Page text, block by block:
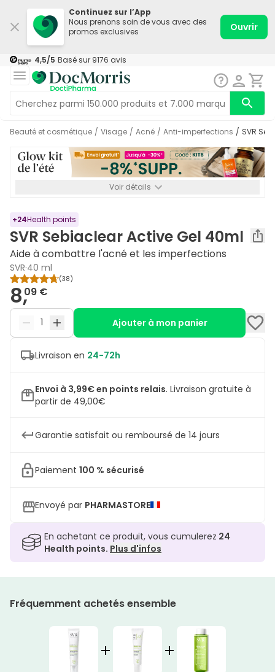
Continuez sur l’App
Nous prenons soin de vous avec des
promos exclusives
Ouvrir
4,5/5 Basé sur 9176 avis
Beauté et cosmétique / Visage / Acné / Anti-imperfections / SVR
Voir détails
+24Health points
SVR Sebiaclear Active Gel 40ml
Aide à combattre l'acné et les imperfections
SVR·40 ml
(38)
8,09 €
Ajouter à mon panier
Livraison en 24-72h
Envoi à 3,99€ en points relais. Livraison gratuite à
partir de 49,00€
Garantie satisfait ou remboursé de 14 jours
Paiement 100 % sécurisé
Envoyé par PHARMASTORE
En achetant ce produit, vous cumulerez 24
Health points. Plus d'infos
Fréquemment achetés ensemble